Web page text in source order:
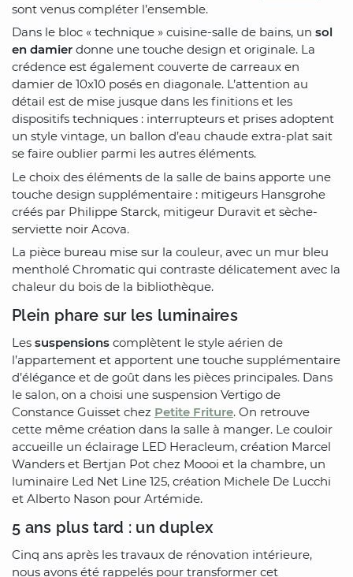
sont venus compléter l’ensemble.
Dans le bloc « technique » cuisine-salle de bains, un sol
en damier donne une touche design et originale. La
crédence est également couverte de carreaux en
damier de 10x10 posés en diagonale. L’attention au
détail est de mise jusque dans les finitions et les
dispositifs techniques : interrupteurs et prises adoptent
un style vintage, un ballon d’eau chaude extra-plat sait
se faire oublier parmi les autres éléments.
Le choix des éléments de la salle de bains apporte une
touche design supplémentaire : mitigeurs Hansgrohe
créés par Philippe Starck, mitigeur Duravit et sèche-
serviette noir Acova.
La pièce bureau mise sur la couleur, avec un mur bleu
mentholé Chromatic qui contraste délicatement avec la
chaleur du bois de la bibliothèque.
Plein phare sur les luminaires
Les suspensions complètent le style aérien de
l’appartement et apportent une touche supplémentaire
d’élégance et de goût dans les pièces principales. Dans
le salon, on a choisi une suspension Vertigo de
Constance Guisset chez Petite Friture. On retrouve
cette même création dans la salle à manger. Le couloir
accueille un éclairage LED Heracleum, création Marcel
Wanders et Bertjan Pot chez Moooi et la chambre, un
luminaire Led Net Line 125, création Michele De Lucchi
et Alberto Nason pour Artémide.
5 ans plus tard : un duplex
Cinq ans après les travaux de rénovation intérieure,
nous avons été rappelés pour transformer cet